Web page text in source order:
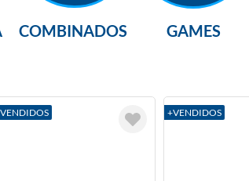
COMBINADOS GAMES
+VENDIDOS